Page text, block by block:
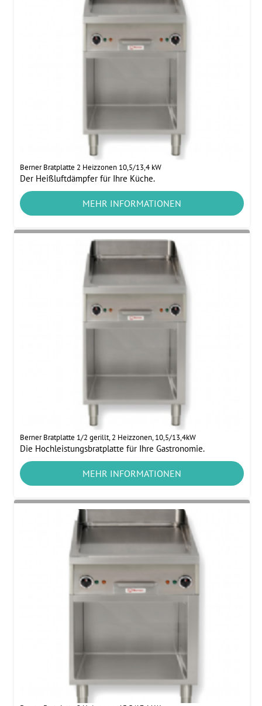
Berner Bratplatte 2 Heizzonen 10,5/13,4 kW
Der Heißluftdämpfer für Ihre Küche.
MEHR INFORMATIONEN
Berner Bratplatte 1/2 gerillt, 2 Heizzonen, 10,5/13,4kW
Die Hochleistungsbratplatte für Ihre Gastronomie.
MEHR INFORMATIONEN